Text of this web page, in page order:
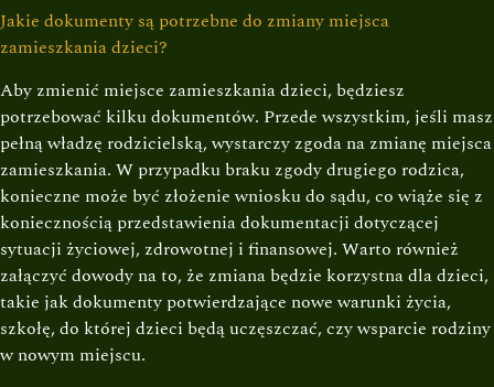
Jakie dokumenty są potrzebne do zmiany miejsca
zamieszkania dzieci?
Aby zmienić miejsce zamieszkania dzieci, będziesz
potrzebować kilku dokumentów. Przede wszystkim, jeśli masz
pełną władzę rodzicielską, wystarczy zgoda na zmianę miejsca
zamieszkania. W przypadku braku zgody drugiego rodzica,
konieczne może być złożenie wniosku do sądu, co wiąże się z
koniecznością przedstawienia dokumentacji dotyczącej
sytuacji życiowej, zdrowotnej i finansowej. Warto również
załączyć dowody na to, że zmiana będzie korzystna dla dzieci,
takie jak dokumenty potwierdzające nowe warunki życia,
szkołę, do której dzieci będą uczęszczać, czy wsparcie rodziny
w nowym miejscu.